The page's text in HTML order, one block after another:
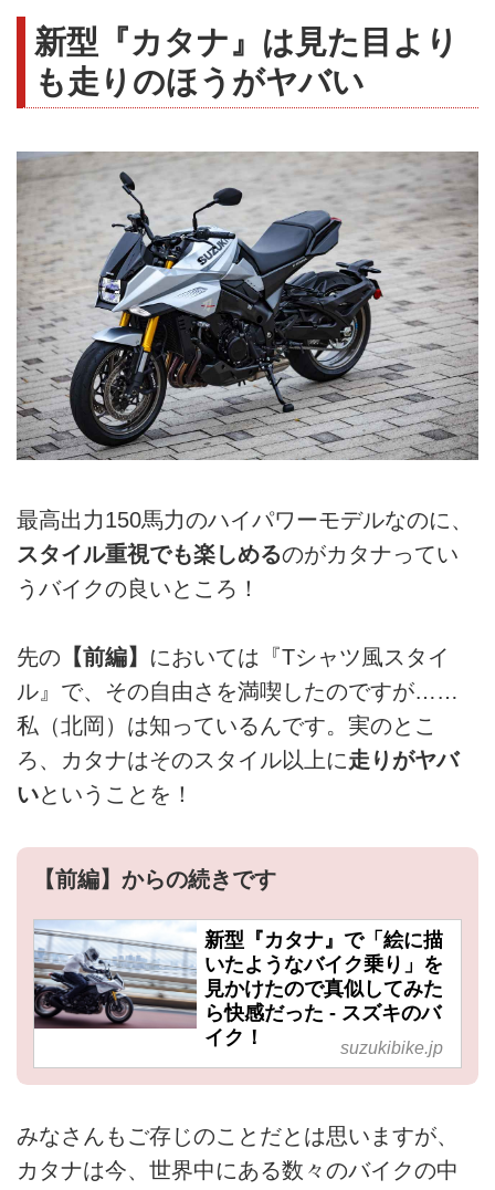
新型『カタナ』は見た目より
も走りのほうがヤバい
最高出力150馬力のハイパワーモデルなのに、
スタイル重視でも楽しめるのがカタナってい
うバイクの良いところ！
先の 【前編】 においては『Tシャツ風スタイ
ル』で、その自由さを満喫したのですが……
私（北岡）は知っているんです。実のとこ
ろ、カタナはそのスタイル以上に走りがヤバ
いということを！
【前編】からの続きです
新型『カタナ』で「絵に描
いたようなバイク乗り」を
見かけたので真似してみた
ら快感だった - スズキのバ
イク！
suzukibike.jp
みなさんもご存じのことだとは思いますが、
カタナは今、世界中にある数々のバイクの中